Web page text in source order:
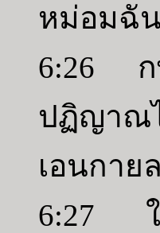
หม่อมฉัน
6:26 ก
ปฏิญาณ
เอนกาย
6:27 ใ